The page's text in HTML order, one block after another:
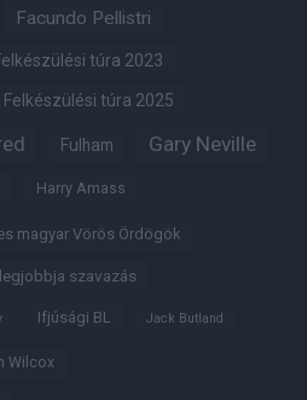
Facundo Pellistri
túra 2023
Felkészülési túra 2025
Fulham Gary Neville
Harry Amass
magyar Vörös Ördögök
szavazás
Ifjúsági BL Jack Butland
Wilcox